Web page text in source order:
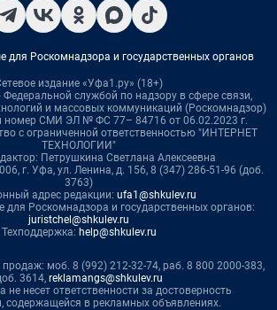
для Роскомнадзора и государственных органов
издание «Уфа1.ру» (18+)
Федеральной службой по надзору в сфере связи,
и массовых коммуникаций (Роскомнадзор)
номер СМИ ЭЛ № ФС 77– 84716 от 06.02.2023 г.
с ограниченной ответственностью "ИНТЕРНЕТ
ТЕХНОЛОГИИ"
Петрушкина Светлана Алексеевна
г. Уфа, ул. Ленина, д. 156, 8 (347) 286-51-96 (доб.
3763)
адрес редакции: ufa1@shkulev.ru
для Роскомнадзора и государственных органов:
juristchel@shkulev.ru
Техподдержка: help@shkulev.ru
моб. 8 (992) 212-32-74, раб. 8 800 2000-383,
3614, reklamangs@shkulev.ru
не несет ответственности за достоверность
содержащейся в рекламных объявлениях.